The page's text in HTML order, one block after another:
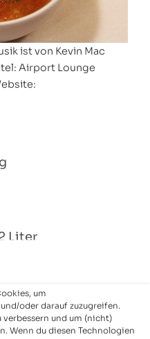
um
oder darauf zuzugreifen.
verbessern und um (nicht)
Wenn du diesen Technologien
ist von Kevin Mac
Airport Lounge
Liter